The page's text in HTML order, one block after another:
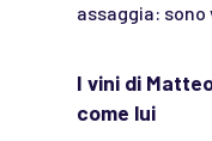
assaggia:
I vini di
come lui